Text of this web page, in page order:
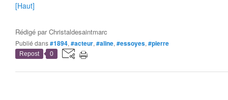
[Haut]
Rédigé parChristaldesaintmarc
Publié dans#1894, #acteur, #aline, #essoyes, #pierre
Repost 0